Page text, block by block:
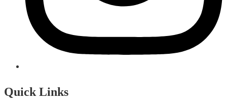
Quick Links